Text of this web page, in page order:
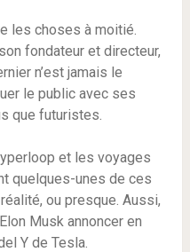
les choses à moitié.
fondateur et directeur,
n’est jamais le
le public avec ses
que futuristes.
et les voyages
quelques-unes de ces
ou presque. Aussi,
Musk annoncer en
Y de Tesla.